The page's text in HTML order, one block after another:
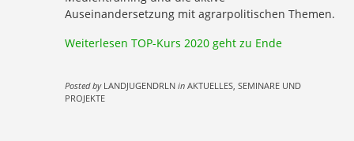
Auseinandersetzung mit agrarpolitischen Themen.
Weiterlesen TOP-Kurs 2020 geht zu Ende
Posted by LANDJUGENDRLN in AKTUELLES, SEMINARE UND
PROJEKTE